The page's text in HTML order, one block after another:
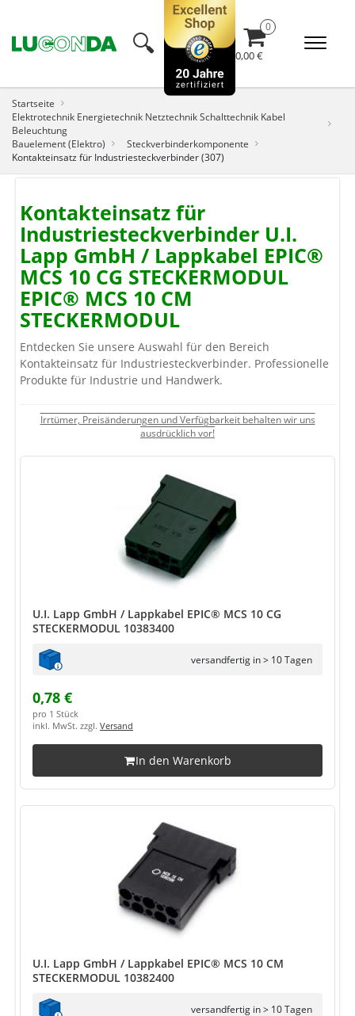
🔍︎ 0,00 €
Startseite
Elektrotechnik Energietechnik Netztechnik Schalttechnik Kabel
Beleuchtung
Bauelement (Elektro)
Steckverbinderkomponente
Kontakteinsatz für Industriesteckverbinder (307)
Kontakteinsatz für
Industriesteckverbinder U.I.
Lapp GmbH / Lappkabel EPIC®
MCS 10 CG STECKERMODUL
EPIC® MCS 10 CM
STECKERMODUL
Entdecken Sie unsere Auswahl für den Bereich
Kontakteinsatz für Industriesteckverbinder. Professionelle
Produkte für Industrie und Handwerk.
Irrtümer, Preisänderungen und Verfügbarkeit behalten wir uns
ausdrücklich vor!
U.I. Lapp GmbH / Lappkabel EPIC® MCS 10 CG
STECKERMODUL 10383400
versandfertig in > 10 Tagen
0,78 €
pro 1 Stück
inkl. MwSt. zzgl. Versand
In den Warenkorb
U.I. Lapp GmbH / Lappkabel EPIC® MCS 10 CM
STECKERMODUL 10382400
versandfertig in > 10 Tagen